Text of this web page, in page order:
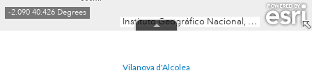
Vilanova d'Alcolea